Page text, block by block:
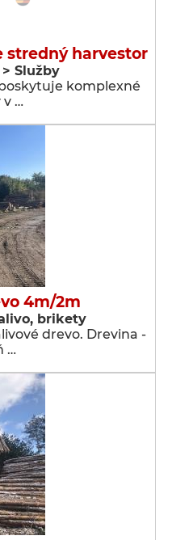
stredný harvestor
Služby
komplexné
v …
4m/2m
brikety
drevo. Drevina -
…